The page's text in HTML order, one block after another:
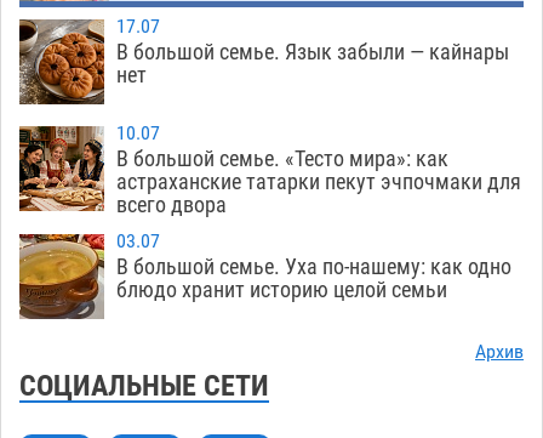
17:40
В астраханском поселке ведутся работы по
двум федеральным проектам
06.08 386
16:59
Модное дефиле собак и кошек пройдет в
Астрахани
16:36
Огромного сома вытащили из Волги на
набережной в Астрахани
16:02
Предприниматели с рынка Жилгородок в
Астрахани продолжают не верить, что их
торговые точки снесут
Ящерицу из астраханской пустыни поместили
на новой серебряной монете Банка России
17.07
В большой семье. Язык забыли — кайнары
нет
10.07
В большой семье. «Тесто мира»: как
астраханские татарки пекут эчпочмаки для
всего двора
03.07
В большой семье. Уха по-нашему: как одно
блюдо хранит историю целой семьи
Архив
СОЦИАЛЬНЫЕ СЕТИ